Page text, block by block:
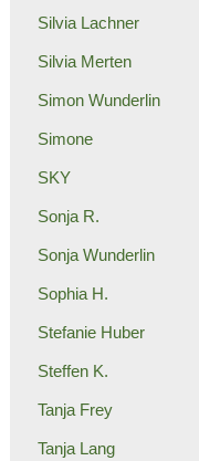
Silvia Lachner
Silvia Merten
Simon Wunderlin
Simone
SKY
Sonja R.
Sonja Wunderlin
Sophia H.
Stefanie Huber
Steffen K.
Tanja Frey
Tanja Lang